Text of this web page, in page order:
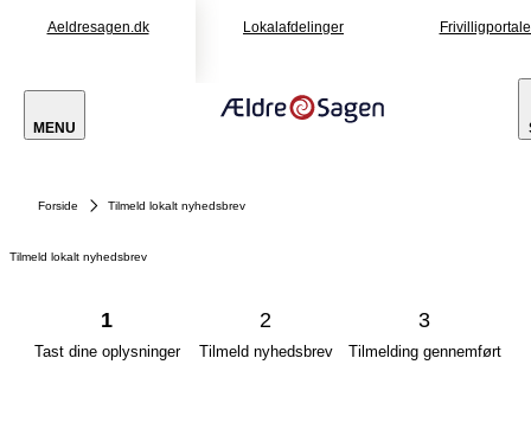
Aeldresagen.dk Lokalafdelinger
MENU
Forside Tilmeld lokalt nyhedsbrev
Tilmeld lokalt nyhedsbrev
1
Tast dine oplysninger
2
Tilmeld nyhedsbrev
3
Tilmelding gennemført